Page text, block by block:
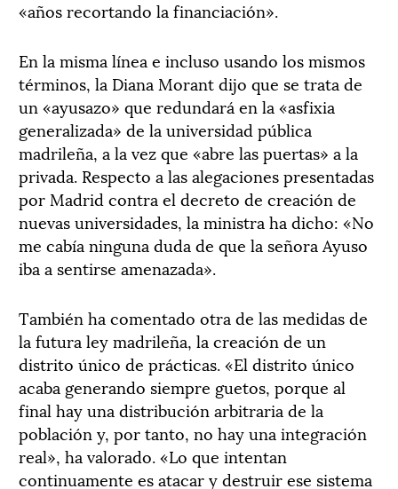
«años recortando la financiación».
En la misma línea e incluso usando los mismos
términos, la Diana Morant dijo que se trata de
un «ayusazo» que redundará en la «asfixia
generalizada» de la universidad pública
madrileña, a la vez que «abre las puertas» a la
privada. Respecto a las alegaciones presentadas
por Madrid contra el decreto de creación de
nuevas universidades, la ministra ha dicho: «No
me cabía ninguna duda de que la señora Ayuso
iba a sentirse amenazada».
También ha comentado otra de las medidas de
la futura ley madrileña, la creación de un
distrito único de prácticas. «El distrito único
acaba generando siempre guetos, porque al
final hay una distribución arbitraria de la
población y, por tanto, no hay una integración
real», ha valorado. «Lo que intentan
continuamente es atacar y destruir ese sistema